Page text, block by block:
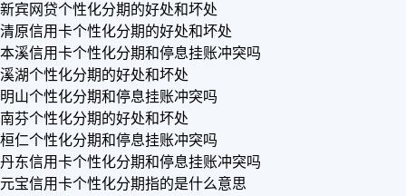
新宾网贷个性化分期的好处和坏处
清原信用卡个性化分期的好处和坏处
本溪信用卡个性化分期和停息挂账冲突吗
溪湖个性化分期的好处和坏处
明山个性化分期和停息挂账冲突吗
南芬个性化分期的好处和坏处
桓仁个性化分期和停息挂账冲突吗
丹东信用卡个性化分期和停息挂账冲突吗
元宝信用卡个性化分期指的是什么意思